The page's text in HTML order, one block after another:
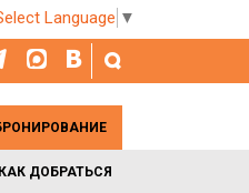
Language ▼
КАК ДОБРАТЬСЯ